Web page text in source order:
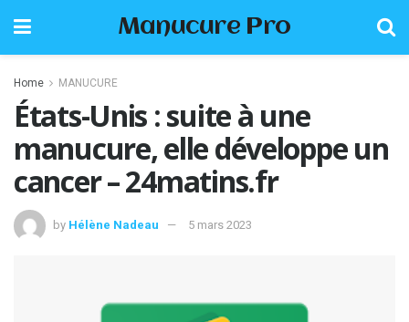
Manucure Pro
Home MANUCURE
États-Unis : suite à une
manucure, elle développe un
cancer – 24matins.fr
by Hélène Nadeau 5 mars 2023